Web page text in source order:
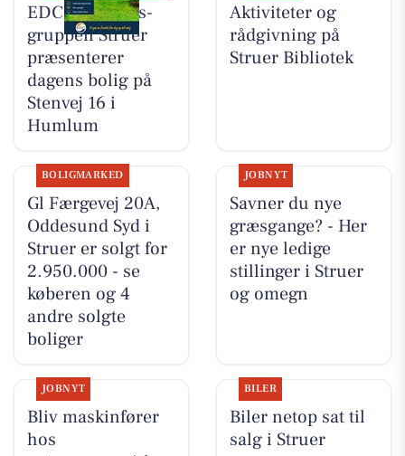
EDC Ejen­doms­
grup­pen Struer
præsenterer
dagens bolig på
Stenvej 16 i
Humlum
Aktiviteter og
rådgivning på
Struer Bibliotek
BOLIGMARKED
Gl Færgevej 20A,
Oddesund Syd i
Struer er solgt for
2.950.000 - se
køberen og 4
andre solgte
boliger
JOBNYT
Savner du nye
græsgange? - Her
er nye ledige
stillinger i Struer
og omegn
JOBNYT
Bliv maskinfører
hos
BILER
Biler netop sat til
salg i Struer